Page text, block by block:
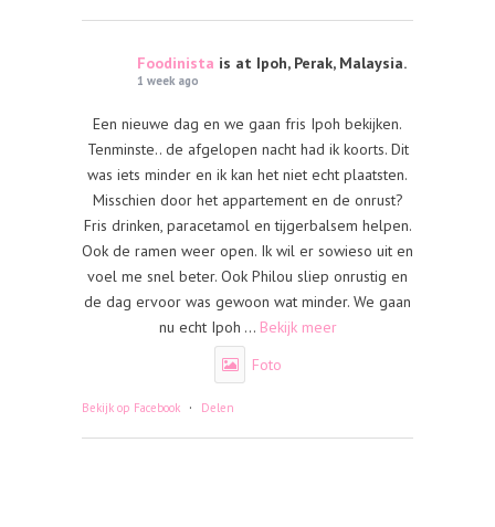
Foodinista is at Ipoh, Perak, Malaysia.
1 week ago
Een nieuwe dag en we gaan fris Ipoh bekijken.
Tenminste.. de afgelopen nacht had ik koorts. Dit
was iets minder en ik kan het niet echt plaatsten.
Misschien door het appartement en de onrust?
Fris drinken, paracetamol en tijgerbalsem helpen.
Ook de ramen weer open. Ik wil er sowieso uit en
voel me snel beter. Ook Philou sliep onrustig en
de dag ervoor was gewoon wat minder. We gaan
nu echt Ipoh ... Bekijk meer
Foto
Bekijk op Facebook · Delen